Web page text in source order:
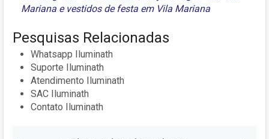
Mariana e vestidos de festa em Vila Mariana
Pesquisas Relacionadas
Whatsapp Iluminath
Suporte Iluminath
Atendimento Iluminath
SAC Iluminath
Contato Iluminath